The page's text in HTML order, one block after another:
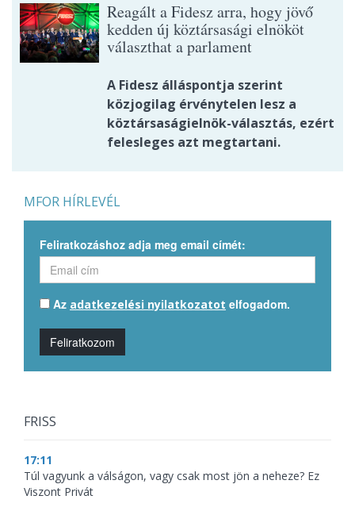
Reagált a Fidesz arra, hogy jövő
kedden új köztársasági elnököt
választhat a parlament
A Fidesz álláspontja szerint
közjogilag érvénytelen lesz a
köztársaságielnök-választás, ezért
felesleges azt megtartani.
MFOR HÍRLEVÉL
Feliratkozáshoz adja meg email címét:
Az adatkezelési nyilatkozatot elfogadom.
Feliratkozom
FRISS
17:11
Túl vagyunk a válságon, vagy csak most jön a neheze? Ez
Viszont Privát